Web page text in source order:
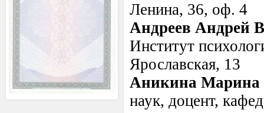
Ленина, 36, оф. 4
Андреев Андрей
Институт
Ярославская, 13
Аникина Марина
наук, доцент,